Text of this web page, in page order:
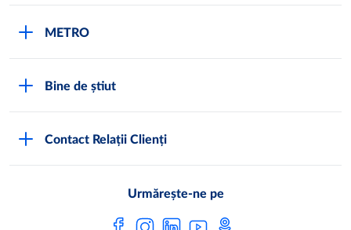
METRO
Bine de știut
Contact Relații Clienți
Urmărește-ne pe